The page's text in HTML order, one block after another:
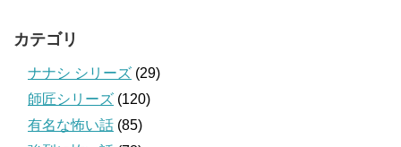
カテゴリ
ナナシ シリーズ (29)
師匠シリーズ (120)
有名な怖い話 (85)